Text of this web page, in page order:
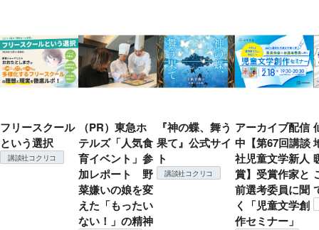
フリースクール
という選択
講談社コクリコ
（PR）東急ホ
テルズ「人気食
育イベント」参
加レポート 野
菜嫌いの娘を変
えた「もったい
ない！」の精神
『神の蝶、舞う
果て』公式サイ
ト
講談社コクリコ
アーカイブ配信
中【第67回講談
社児童文学新人
賞】受賞作家と
前選考委員に聞
く「児童文学創
作セミナー」